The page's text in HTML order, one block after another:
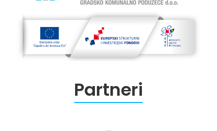
Partneri